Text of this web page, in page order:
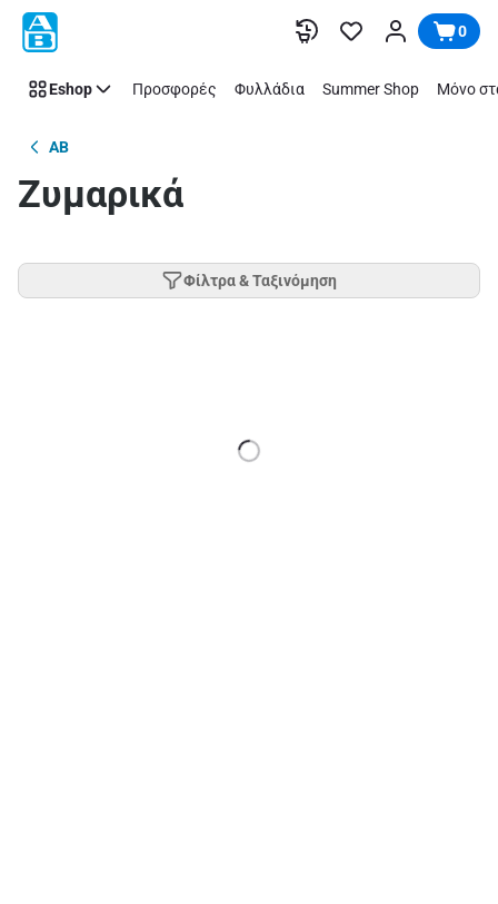
Παράλειψη 0
Eshop Προσφορές Φυλλάδια Summer Shop Μόνο
AB
Ζυμαρικά
Φίλτρα & Ταξινόμηση